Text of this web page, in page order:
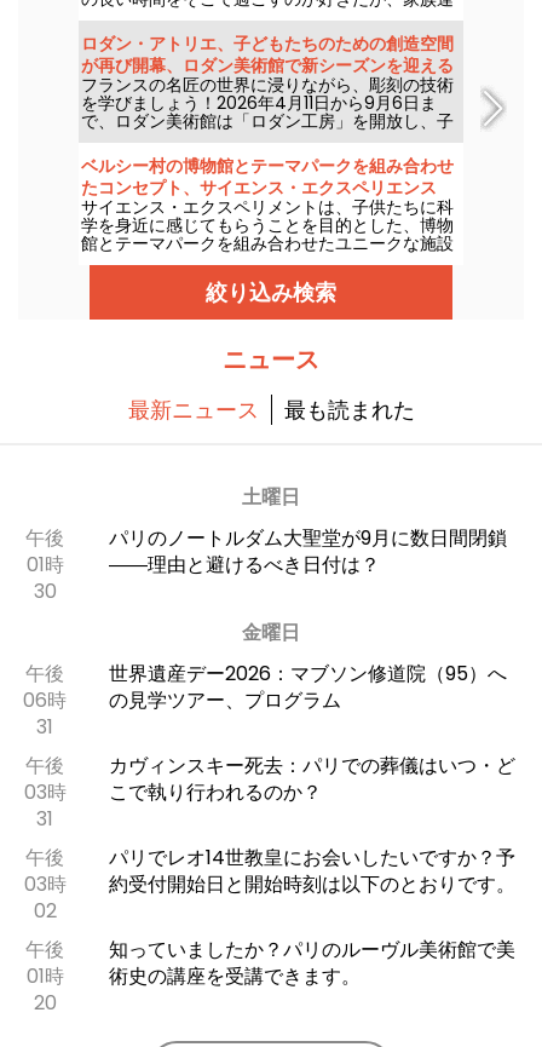
れにも人気のスポットである。
ロダン・アトリエ、子どもたちのための創造空間
が再び開幕、ロダン美術館で新シーズンを迎える
フランスの名匠の世界に浸りながら、彫刻の技術
を学びましょう！2026年4月11日から9月6日ま
で、ロダン美術館は「ロダン工房」を開放し、子
どもたちに彫刻の面白さを伝えます。この2026年
シーズンの新しい見どころもお見逃しなく。
ベルシー村の博物館とテーマパークを組み合わせ
たコンセプト、サイエンス・エクスペリエンス
サイエンス・エクスペリメントは、子供たちに科
学を身近に感じてもらうことを目的とした、博物
館とテーマパークを組み合わせたユニークな施設
です。科学実験、バーチャル・リアリティ、ビデ
オ・マッピング......子どもたちが科学の内側から体
験することで、科学に興味を持ってもらうための
最新技術がすべて揃っている。
絞り込み検索
ニュース
最新ニュース 最も読まれた
土曜日
午後
01時
30
パリのノートルダム大聖堂が9月に数日間閉鎖
――理由と避けるべき日付は？
金曜日
午後
06時
31
世界遺産デー2026：マブソン修道院（95）へ
の見学ツアー、プログラム
午後
03時
31
カヴィンスキー死去：パリでの葬儀はいつ・ど
こで執り行われるのか？
午後
03時
02
パリでレオ14世教皇にお会いしたいですか？予
約受付開始日と開始時刻は以下のとおりです。
午後
01時
20
知っていましたか？パリのルーヴル美術館で美
術史の講座を受講できます。